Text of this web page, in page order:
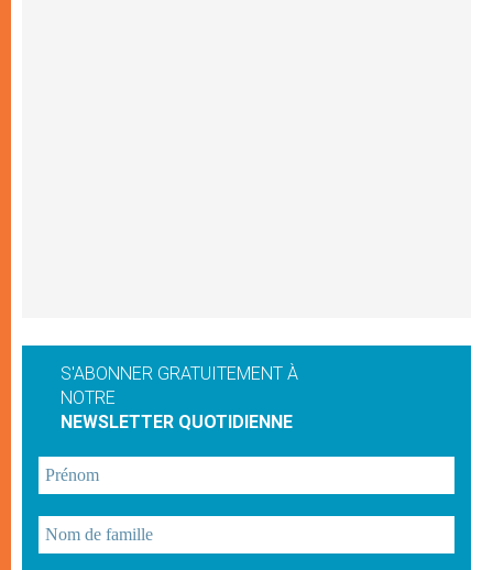
S'ABONNER GRATUITEMENT À
NOTRE
NEWSLETTER QUOTIDIENNE